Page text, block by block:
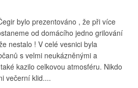
bylo prezentováno , že při více
od domácího jedno grilování
nestalo ! V celé vesnici byla
s velmi neukázněnými a
kazilo celkovou atmosféru. Nikdo
večerní klid....